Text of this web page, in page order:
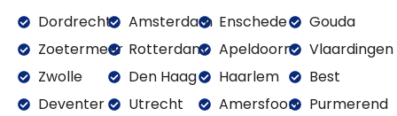
Dordrecht
Zoetermeer
Zwolle
Deventer
Amsterdam
Rotterdam
Den Haag
Utrecht
Enschede
Apeldoorn
Haarlem
Amersfoort
Gouda
Vlaardingen
Best
Purmerend